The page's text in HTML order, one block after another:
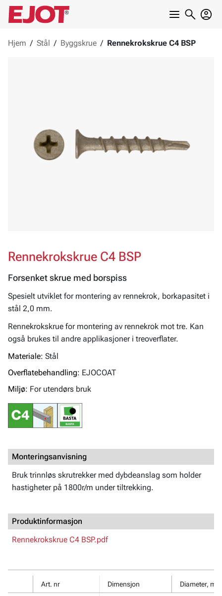
Hjem / Stål / Byggskrue / Rennekrokskrue C4 BSP
Rennekrokskrue C4 BSP
Forsenket skrue med borspiss
Spesielt utviklet for montering av rennekrok, borkapasitet i
stål 2,0 mm.
Rennekrokskrue for montering av rennekrok mot tre. Kan
også brukes til andre applikasjoner i treoverflater.
Materiale: Stål
Overflatebehandling: EJOCOAT
Miljø: For utendørs bruk
Monteringsanvisning
Bruk trinnløs skrutrekker med dybdeanslag som holder
hastigheter på 1800r/m under tiltrekking.
Produktinformasjon
Rennekrokskrue C4 BSP.pdf
Art. nr Dimensjon Diameter, mm